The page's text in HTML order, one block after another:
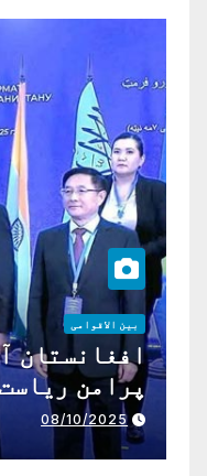
بین الاقوامی
افغانستان
پرامن
تعاون کے
08/10/2025